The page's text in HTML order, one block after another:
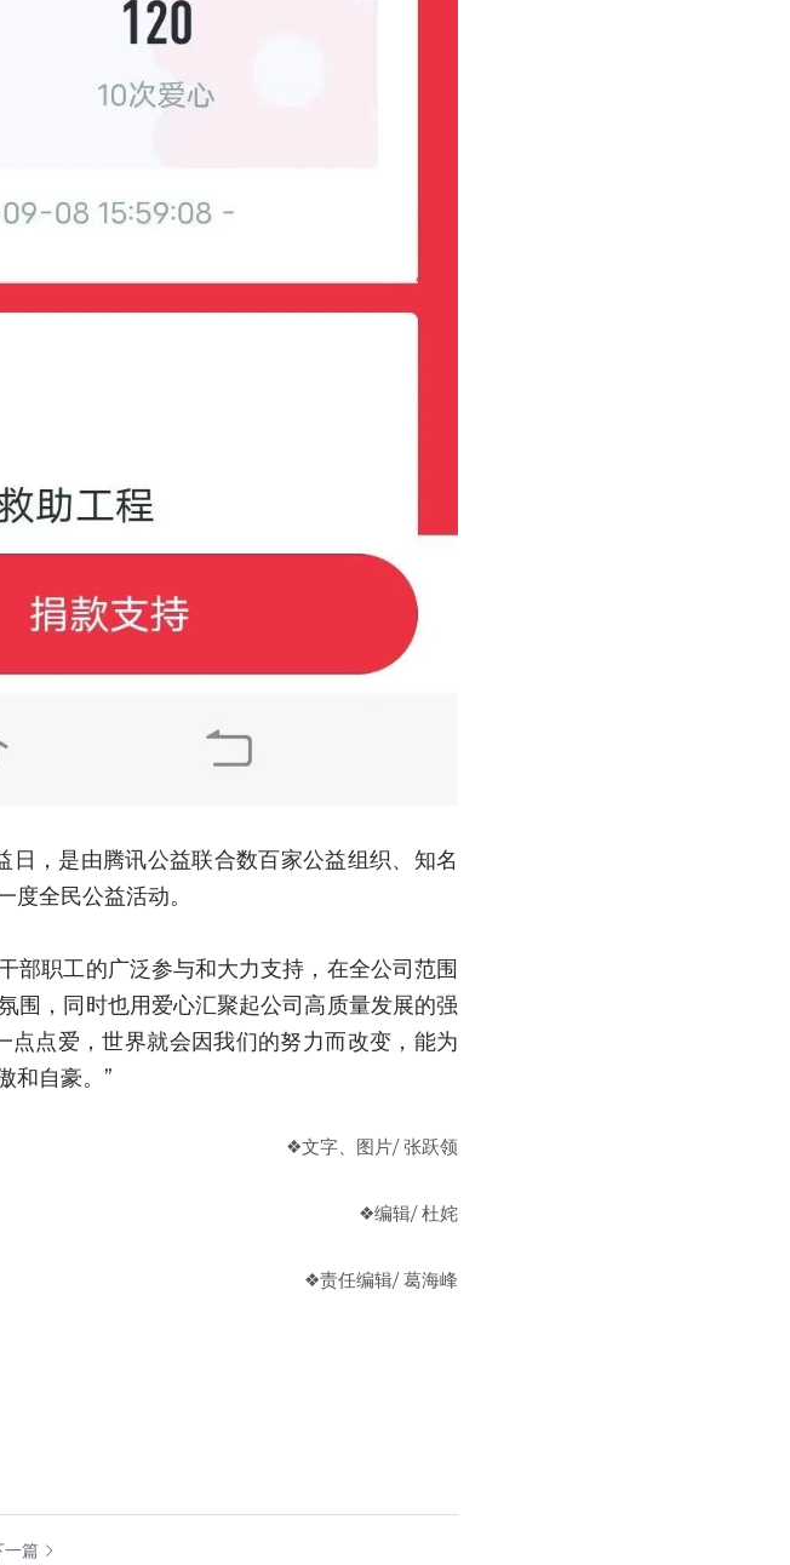
，是由腾讯公益联合数百家公益组织、知名
全民公益活动。
职工的广泛参与和大力支持，在全公司范围
围，同时也用爱心汇聚起公司高质量发展的强
点爱，世界就会因我们的努力而改变，能为
和自豪。”
❖文字、图片/ 张跃领
❖编辑/ 杜姹
❖责任编辑/ 葛海峰
一篇